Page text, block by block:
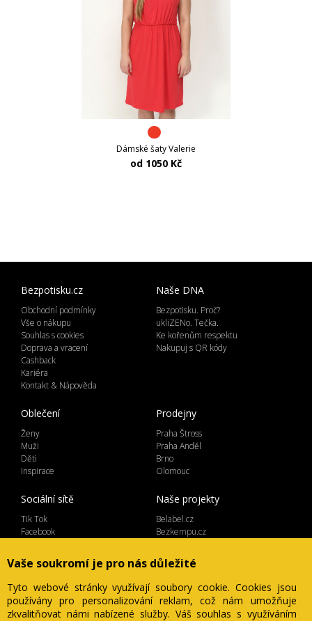
Vaše soukromí je pro nás důležité
Tyto webové stránky využívají soubory cookie. Cookies jsou
používány pro personalizování reklam, což nám umožňuje
zkvalitňovat námi nabízené služby. Váš souhlas s využíváním
Dámské šaty Valerie
od 1050 Kč
Bezpotisku.cz
Obchodní podmínky
Vše o nákupu
Souhlas s cookies
Doprava a vracení
Cashback
Kariéra
Kontakt & Nápověda
Naše DNA
Bezpotisku. Proč?
ukliZENo. Tečka.
Ke kořenům respektu
Nakupuj s QR kódy
Oblečení
Ženy
Muži
Děti
Inspirace
Prodejny
Praha Štross
Praha Anděl
Brno
Olomouc
Sociální sítě
Tik Tok
Facebook
Naše projekty
Belabel.cz
Bezkempu.cz
Lemicom spol. s r.o. | IČ 27561054
Ve Žlíbku 1800/77, hala A2, Praha 9, 19300